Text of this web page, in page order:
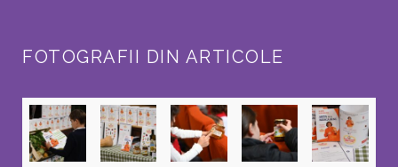
FOTOGRAFII DIN ARTICOLE